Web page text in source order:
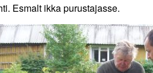
Esmalt ikka purustajasse.